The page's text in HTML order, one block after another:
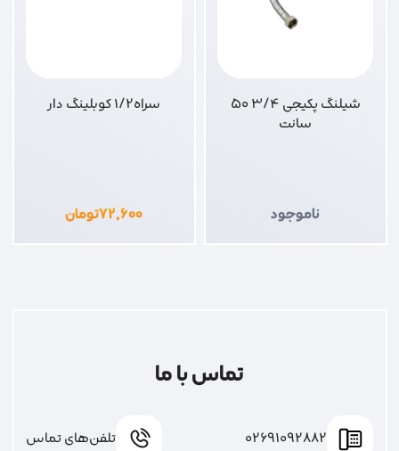
شیلنگ پکیجی 3/4 50
سانت
ناموجود
سراه1/2 کوبلینگ دار
۷۲,۶۰۰تومان
تماس با ما
02691092882 تلفن‌های تماس